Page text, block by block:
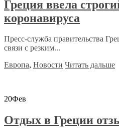
Греция ввела
коронавируса
Пресс-служба правительства
связи с резким...
Европа, Новости Читать дальше
20Фев
Отдых в Греции